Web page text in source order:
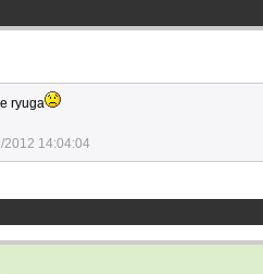
ryuga
2012 14:04:04